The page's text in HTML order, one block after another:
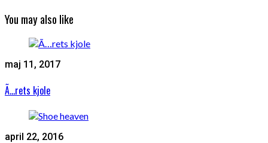
You may also like
maj 11, 2017
Ã…rets kjole
april 22, 2016